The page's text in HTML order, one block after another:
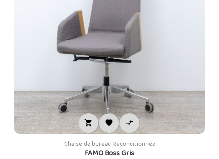
  
Chaise de bureau Reconditionnée
FAMO Boss Gris